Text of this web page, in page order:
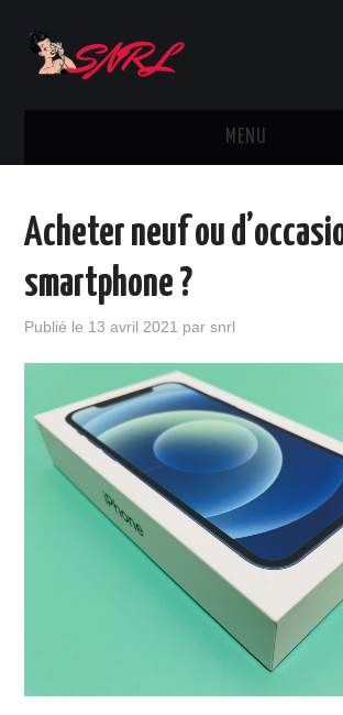
MENU
SMARTPHONES
MARQUES
TÉLÉPHONIE
OPÉRATEURS
DIVERS
Acheter neuf ou
smartphone ?
Publié le 13 avril 2021 parsnrl